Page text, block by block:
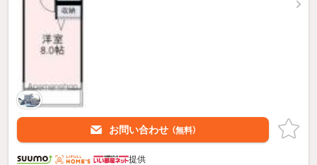
お問い合わせ （無料）
提供